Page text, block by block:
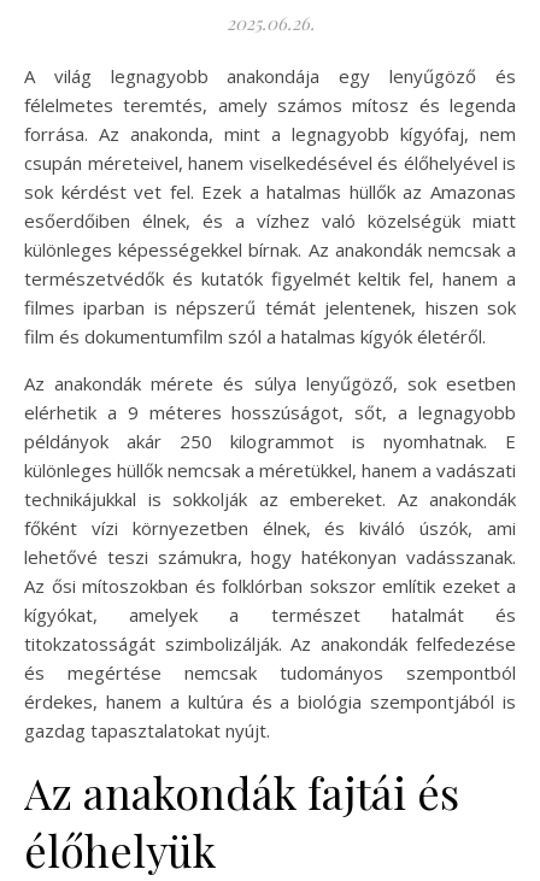
2025.06.26.
A világ legnagyobb anakondája egy lenyűgöző és
félelmetes teremtés, amely számos mítosz és legenda
forrása. Az anakonda, mint a legnagyobb kígyófaj, nem
csupán méreteivel, hanem viselkedésével és élőhelyével is
sok kérdést vet fel. Ezek a hatalmas hüllők az Amazonas
esőerdőiben élnek, és a vízhez való közelségük miatt
különleges képességekkel bírnak. Az anakondák nemcsak a
természetvédők és kutatók figyelmét keltik fel, hanem a
filmes iparban is népszerű témát jelentenek, hiszen sok
film és dokumentumfilm szól a hatalmas kígyók életéről.
Az anakondák mérete és súlya lenyűgöző, sok esetben
elérhetik a 9 méteres hosszúságot, sőt, a legnagyobb
példányok akár 250 kilogrammot is nyomhatnak. E
különleges hüllők nemcsak a méretükkel, hanem a vadászati
technikájukkal is sokkolják az embereket. Az anakondák
főként vízi környezetben élnek, és kiváló úszók, ami
lehetővé teszi számukra, hogy hatékonyan vadásszanak.
Az ősi mítoszokban és folklórban sokszor említik ezeket a
kígyókat, amelyek a természet hatalmát és
titokzatosságát szimbolizálják. Az anakondák felfedezése
és megértése nemcsak tudományos szempontból
érdekes, hanem a kultúra és a biológia szempontjából is
gazdag tapasztalatokat nyújt.
Az anakondák fajtái és
élőhelyük